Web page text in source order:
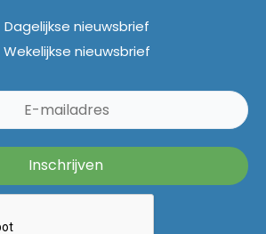
Dagelijkse nieuwsbrief
Wekelijkse nieuwsbrief